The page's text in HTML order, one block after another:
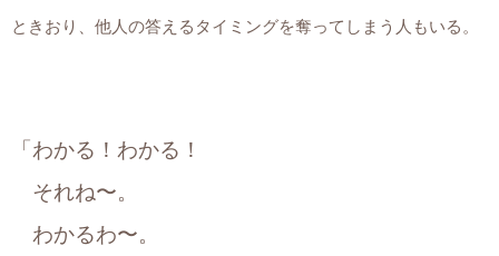
ときおり、他人の答えるタイミングを奪ってしまう人もいる。
「わかる！わかる！
それね〜。
わかるわ〜。